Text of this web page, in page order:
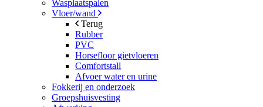
Wasplaatspalen
Vloer/wand
Terug
Rubber
PVC
Horsefloor gietvloeren
Comfortstall
Afvoer water en urine
Fokkerij en onderzoek
Groepshuisvesting